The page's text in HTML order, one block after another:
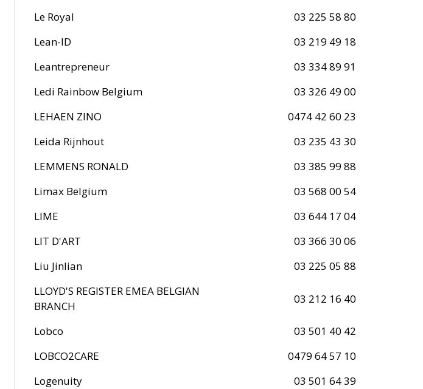
Le Royal
03 225 58 80
Lean-ID
03 219 49 18
Leantrepreneur
03 334 89 91
Ledi Rainbow Belgium
03 326 49 00
LEHAEN ZINO
0474 42 60 23
Leida Rijnhout
03 235 43 30
LEMMENS RONALD
03 385 99 88
Limax Belgium
03 568 00 54
LIME
03 644 17 04
LIT D'ART
03 366 30 06
Liu Jinlian
03 225 05 88
LLOYD'S REGISTER EMEA BELGIAN
BRANCH
03 212 16 40
Lobco
03 501 40 42
LOBCO2CARE
0479 64 57 10
Logenuity
03 501 64 39